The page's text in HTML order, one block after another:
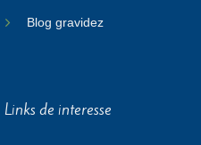
Blog gravidez
Links de interesse